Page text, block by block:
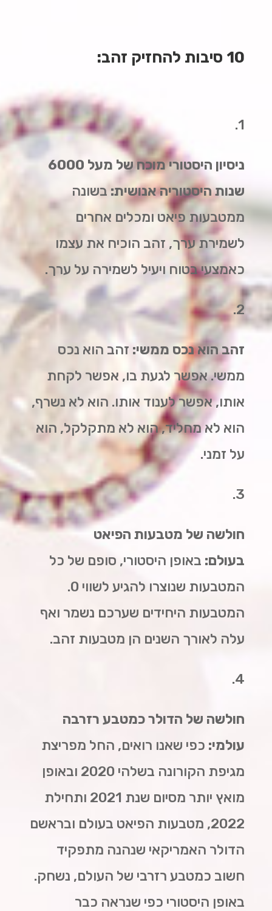
10 סיבות להחזיק זהב:
1.
ניסיון היסטורי מוכח של מעל 6000
שנות היסטוריה אנושית: בשונה
ממטבעות פיאט ומכלים אחרים
לשמירת ערך, זהב הוכיח את עצמו
כאמצעי בטוח ויעיל לשמירה על ערך.
2.
זהב הוא נכס ממשי: זהב הוא נכס
ממשי. אפשר לגעת בו, אפשר לקחת
אותו, אפשר לענוד אותו. הוא לא נשרף,
הוא לא מחליד, הוא לא מתקלקל, הוא
על זמני.
3.
חולשה של מטבעות הפיאט
בעולם: באופן היסטורי, סופם של כל
המטבעות שנוצרו להגיע לשווי 0.
המטבעות היחידים שערכם נשמר ואף
עלה לאורך השנים הן מטבעות זהב.
4.
חולשה של הדולר כמטבע רזרבה
עולמי: כפי שאנו רואים, החל מפריצת
מגיפת הקורונה בשלהי 2020 ובאופן
מואץ יותר מסיום שנת 2021 ותחילת
2022, מטבעות הפיאט בעולם ובראשם
הדולר האמריקאי שנהנה מתפקיד
חשוב כמטבע רזרבי של העולם, נשחק.
באופן היסטורי כפי שנראה כבר